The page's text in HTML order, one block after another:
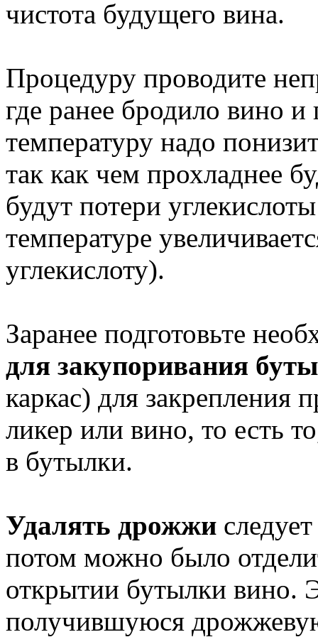
чистота будущего вина.
Процедуру проводите
где ранее бродило вино и
температуру надо
так как чем прохладнее
будут потери
температуре
углекислоту).
Заранее подготовьте
для закупоривания
каркас) для закрепления
ликер или вино, то есть
в бутылки.
Удалять дрожжи
потом можно было
открытии бутылки вино.
получившуюся